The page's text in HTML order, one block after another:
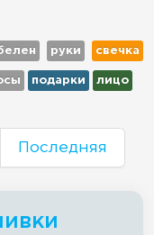
руки свечка
подарки лицо
Последняя